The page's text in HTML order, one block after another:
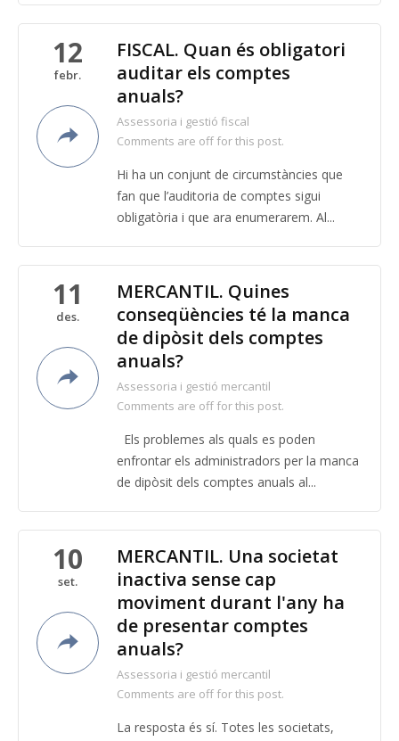
12
febr.
FISCAL. Quan és obligatori
auditar els comptes
anuals?
Assessoria i gestió fiscal
Comments are off for this post.
Hi ha un conjunt de circumstàncies que
fan que l’auditoria de comptes sigui
obligatòria i que ara enumerarem. Al...
11
des.
MERCANTIL. Quines
conseqüències té la manca
de dipòsit dels comptes
anuals?
Assessoria i gestió mercantil
Comments are off for this post.
Els problemes als quals es poden
enfrontar els administradors per la manca
de dipòsit dels comptes anuals al...
10
set.
MERCANTIL. Una societat
inactiva sense cap
moviment durant l'any ha
de presentar comptes
anuals?
Assessoria i gestió mercantil
Comments are off for this post.
La resposta és sí. Totes les societats,